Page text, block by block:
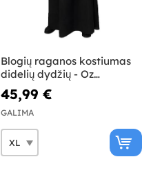
Blogių raganos kostiumas
didelių dydžių - Oz
burtininkas
45,99 €
GALIMA